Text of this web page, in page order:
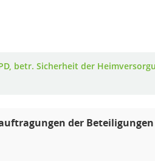
betr. Sicherheit der
der